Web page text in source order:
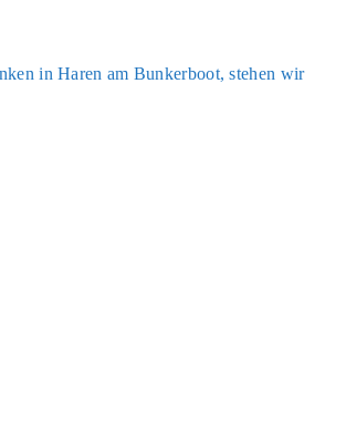
in Haren am Bun­ker­boot, ste­hen wir